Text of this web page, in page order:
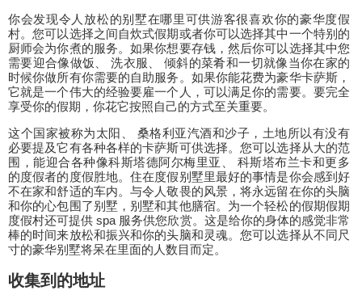
你会发现令人放松的别墅在哪里可供游客很喜欢你的豪华度假
村。您可以选择之间自炊式假期或者你可以选择其中一个特别的
厨师会为你煮的服务。如果你想要存钱，然后你可以选择其中您
需要迎合像做饭、 洗衣服、 倾斜的菜肴和一切就像当你在家的
时候你做所有你需要的自助服务。如果你能花费为豪华卡萨斯，
它就是一个伟大的经验要雇一个人，可以满足你的需要。要完全
享受你的假期，你花它按照自己的方式至关重要。
这个国家被称为太阳、 桑格利亚汽酒和沙子，土地所以有没有
必要提及它有各种各样的卡萨斯可供选择。您可以选择从大的范
围，能迎合各种像科斯塔德阿尔梅里亚、 科斯塔布兰卡和更多
的度假者的度假胜地。住在度假别墅里最好的事情是你会感到好
不在家和舒适的车内。与令人敬畏的风景，将永远留在你的头脑
和你的心包围了别墅，别墅和其他膳宿。为一个轻松的假期假期
度假村还可提供 spa 服务供您欣赏。这是给你的身体的感觉非常
棒的时间来放松和振兴和你的头脑和灵魂。您可以选择从不同尺
寸的豪华别墅将呆在里面的人数目而定。
收集到的地址